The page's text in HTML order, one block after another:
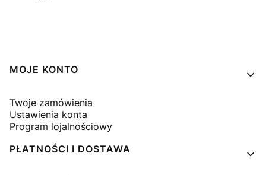
Linki w stopce
MOJE KONTO
Twoje zamówienia
Ustawienia konta
Program lojalnościowy
PŁATNOŚCI I DOSTAWA